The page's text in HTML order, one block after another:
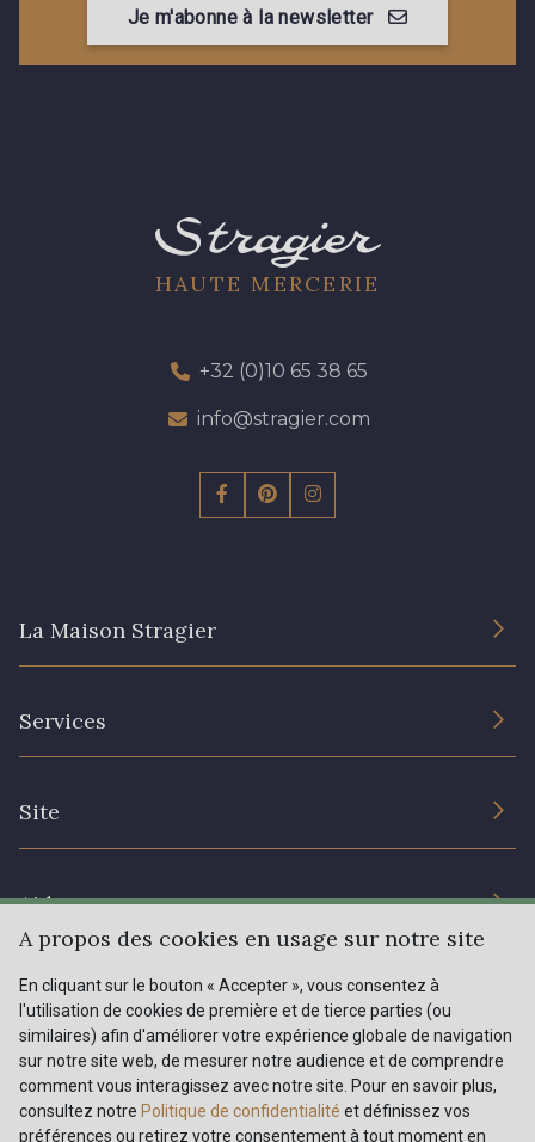
Je m'abonne à la newsletter
HAUTE MERCERIE
+32 (0)10 65 38 65
info@stragier.com
La Maison Stragier
Services
Site
Prix réduits
Aide
Livraison : France, Belgique, International
Retours & réclamations
FAQ - Questions fréquentes
Modes de paiements
Menu
Tous nos tissus
Magazine
FR EN
A propos des cookies en usage sur notre site
En cliquant sur le bouton « Accepter », vous consentez à
l'utilisation de cookies de première et de tierce parties (ou
similaires) afin d'améliorer votre expérience globale de navigation
sur notre site web, de mesurer notre audience et de comprendre
comment vous interagissez avec notre site. Pour en savoir plus,
consultez notre Politique de confidentialité et définissez vos
préférences ou retirez votre consentement à tout moment en